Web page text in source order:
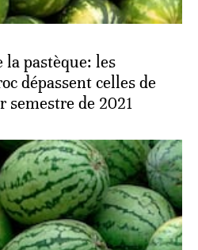
la pastèque: les
dépassent celles de
semestre de 2021